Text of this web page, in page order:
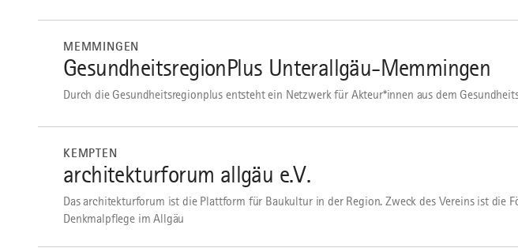
MEMMINGEN
GesundheitsregionPlus Unterallgäu-Memmingen
Durch die Gesundheitsregionplus entsteht ein Netzwerk für Akteur*innen aus dem
KEMPTEN
architekturforum allgäu e.V.
Das architekturforum ist die Plattform für Baukultur in der Region. Zweck des Vereins ist
Denkmalpflege im Allgäu